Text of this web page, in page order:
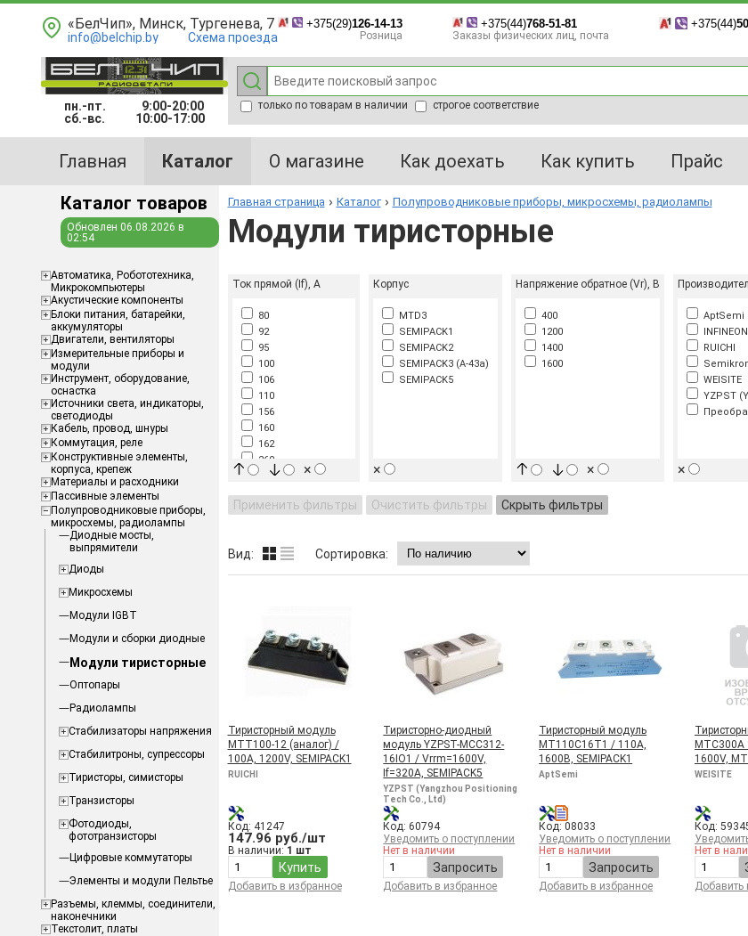
«БелЧип», Минск, Тургенева, 7
info@belchip.by Схема проезда
+375(29)126-14-13
Розница
+375(44)768-51-81
Заказы физических лиц, почта
+375(44)
пн.-пт.
9:00-20:00
сб.-вс.
10:00-17:00
только по товарам в наличии строгое соответствие
Главная Каталог О магазине Как доехать Как купить Прайс
Каталог товаров
Обновлен 06.08.2026 в
02:54
Aвтоматика, Робототехника,
Микрокомпьютеры
Акустические компоненты
Блоки питания, батарейки,
аккумуляторы
Двигатели, вентиляторы
Измерительные приборы и
модули
Инструмент, оборудование,
оснастка
Источники света, индикаторы,
светодиоды
Кабель, провод, шнуры
Коммутация, реле
Конструктивные элементы,
корпуса, крепеж
Материалы и расходники
Пассивные элементы
Полупроводниковые приборы,
микросхемы, радиолампы
Диодные мосты,
выпрямители
Диоды
Микросхемы
Модули IGBT
Модули и сборки диодные
Модули тиристорные
Оптопары
Радиолампы
Стабилизаторы напряжения
Стабилитроны, супрессоры
Тиристоры, симисторы
Транзисторы
Фотодиоды,
фототранзисторы
Цифровые коммутаторы
Элементы и модули Пельтье
Разъемы, клеммы, соединители,
наконечники
Текстолит, платы
Главная страница Каталог Полупроводниковые приборы, микросхемы, радиолампы
Модули тиристорные
Ток прямой (If), А
80
92
95
100
106
110
156
160
162
260
273
320
×
Корпус
MTD3
SEMIPACK1
SEMIPACK2
SEMIPACK3 (A-43a)
SEMIPACK5
×
Напряжение обратное (Vr), В
400
1200
1400
1600
×
AptSemi
RUICHI
WEISITE
YZPST
×
Применить фильтры Очистить фильтры Скрыть фильтры
Вид: Сортировка:
Тиристорный модуль
МТТ100-12 (аналог) /
100A, 1200V, SEMIPACK1
RUICHI
Код: 41247
147.96 руб./шт
В наличии: 1 шт
Купить
Добавить в избранное
Тиристорно-диодный
модуль YZPST-MCC312-
16IO1 / Vrrm=1600V,
If=320A, SEMIPACK5
YZPST (Yangzhou Positioning
Tech Co., Ltd)
Код: 60794
Уведомить о поступлении
Нет в наличии
Запросить
Добавить в избранное
Тиристорный модуль
MT110C16T1 / 110А,
1600В, SEMIPACK1
AptSemi
Код: 08033
Уведомить о поступлении
Нет в наличии
Запросить
Добавить в избранное
MTC300A
1600V,
WEISITE
Код:
Нет в
Добавить